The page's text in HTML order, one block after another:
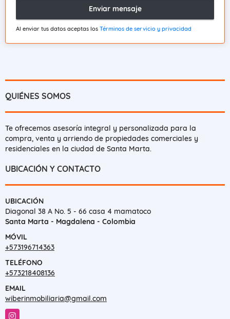
Enviar mensaje
Al enviar tus datos aceptas los Términos de servicio y privacidad
QUIÉNES SOMOS
Te ofrecemos asesoría integral y personalizada para la
compra, venta y arriendo de propiedades comerciales y
residenciales en la ciudad de Santa Marta.
UBICACIÓN Y CONTACTO
UBICACIÓN
Diagonal 38 A No. 5 - 66 casa 4 mamatoco
Santa Marta - Magdalena - Colombia
MÓVIL
+573196714363
TELÉFONO
+573218408136
EMAIL
wiberinmobiliaria@gmail.com
Instagram